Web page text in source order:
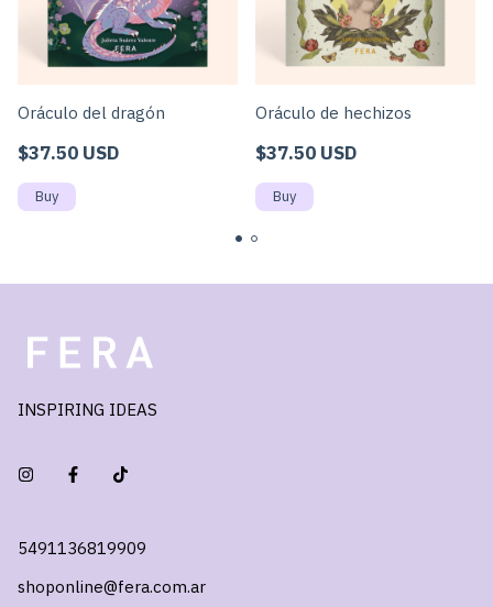
Oráculo del dragón
$37.50 USD
Oráculo de hechizos
$37.50 USD
INSPIRING IDEAS
5491136819909
shoponline@fera.com.ar